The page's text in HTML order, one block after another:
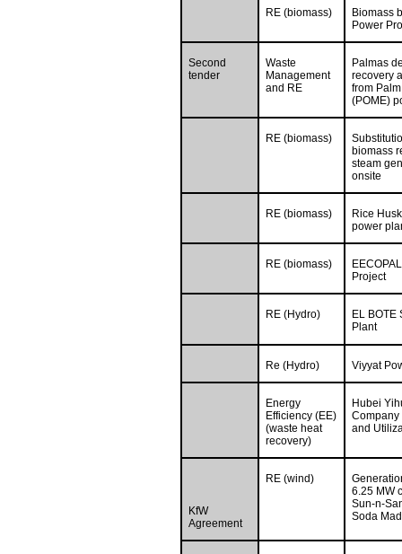
RE (biomass)
Biomass
Power
Second
tender
Waste
Management
and RE
Palmas
recovery
from
(POME)
RE (biomass)
biomass
steam
onsite
RE (biomass)
Rice
power
RE (biomass)
Project
RE (Hydro)
EL BOTE
Plant
Re (Hydro) Viyyat
Energy
Efficiency (EE)
(waste heat
recovery)
Hubei
Company
and
KfW
Agreement
RE (wind)
6.25 MW
Sun-n-
Soda